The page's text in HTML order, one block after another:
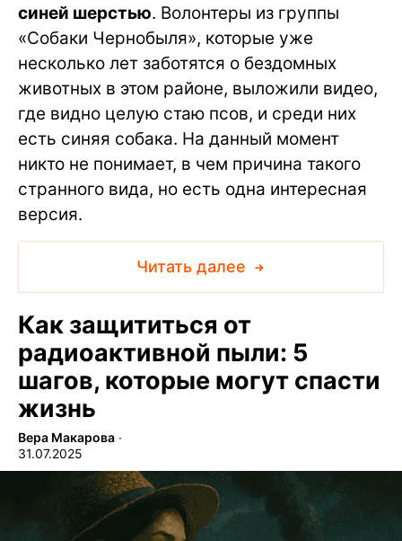
синей шерстью. Волонтеры из группы
«Собаки Чернобыля», которые уже
несколько лет заботятся о бездомных
животных в этом районе, выложили видео,
где видно целую стаю псов, и среди них
есть синяя собака. На данный момент
никто не понимает, в чем причина такого
странного вида, но есть одна интересная
версия.
Читать далее
Как защититься от
радиоактивной пыли: 5
шагов, которые могут спасти
жизнь
Вера Макарова ∙
31.07.2025